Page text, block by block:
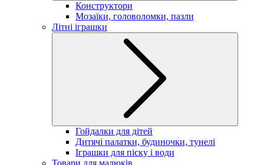
Конструктори
Мозаїки, головоломки, пазли
Літні іграшки
Гойдалки для дітей
Дитячі палатки, будиночки, тунелі
Іграшки для піску і води
Товари для малюків